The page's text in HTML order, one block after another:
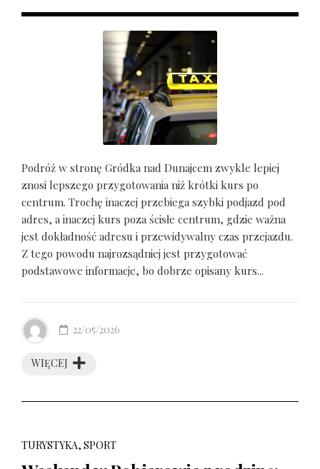
Podróż w stronę Gródka nad Dunajcem zwykle lepiej
znosi lepszego przygotowania niż krótki kurs po
centrum. Trochę inaczej przebiega szybki podjazd pod
adres, a inaczej kurs poza ścisłe centrum, gdzie ważna
jest dokładność adresu i przewidywalny czas przejazdu.
Z tego powodu najrozsądniej jest przygotować
podstawowe informacje, bo dobrze opisany kurs...
WIĘCEJ
22/05/2026
TURYSTYKA, SPORT